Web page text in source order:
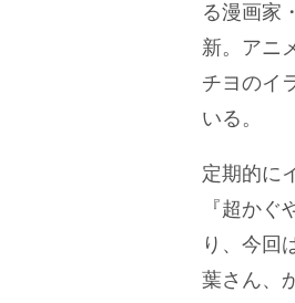
る漫画家・
新。アニ
チヨのイ
いる。
定期的に
『超か
り、今回
葉さん、